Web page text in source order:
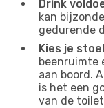
Drink
kan
gedurende
Kies je
beenruimte
aan boord.
is het een
van de